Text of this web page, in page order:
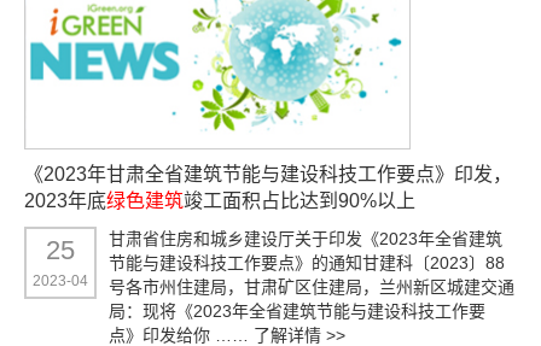
《2023年甘肃全省建筑节能与建设科技工作要点》印发，
2023年底绿色建筑竣工面积占比达到90%以上
25
2023-04
甘肃省住房和城乡建设厅关于印发《2023年全省建筑
节能与建设科技工作要点》的通知甘建科〔2023〕88
号各市州住建局，甘肃矿区住建局，兰州新区城建交通
局：现将《2023年全省建筑节能与建设科技工作要
点》印发给你 …… 了解详情 >>